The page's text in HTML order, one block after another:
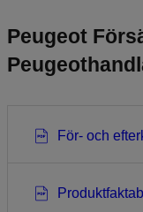
Peugeot
För- och